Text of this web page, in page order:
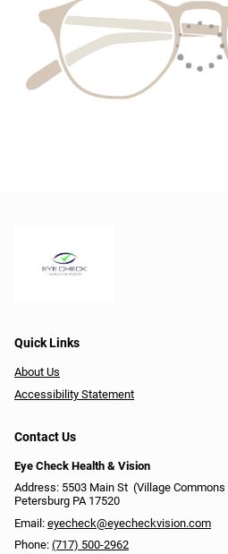
Quick Links
About Us
Accessibility Statement
Contact Us
Eye Check Health & Vision
Address: 5503 Main St ​​​​​​ (Village
Petersburg PA 17520
Email: eyecheck@eyecheckvision.com
Phone: (717) 500-2962